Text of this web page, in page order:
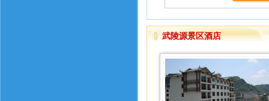
武陵源景区酒店